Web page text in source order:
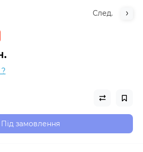
След.
Під замовлення